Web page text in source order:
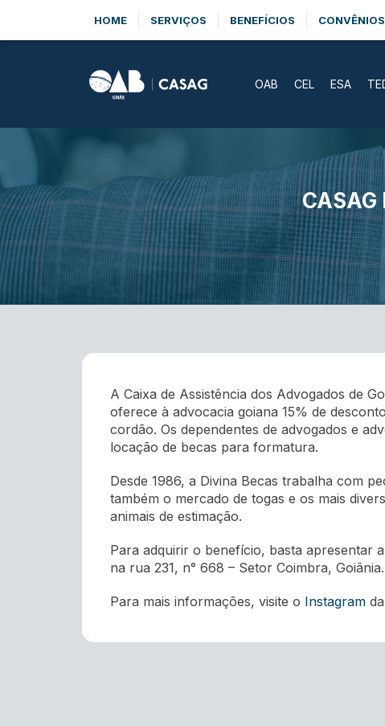
HOME SERVIÇOS BENEFÍCIOS CONVÊNIOS
OAB CEL ESA
CASAG
A Caixa de Assistência dos Advogados de
oferece à advocacia goiana 15% de
cordão. Os dependentes de advogados e
locação de becas para formatura.
Desde 1986, a Divina Becas trabalha com
também o mercado de togas e os mais
animais de estimação.
Para adquirir o benefício, basta apresentar
na rua 231, n° 668 – Setor Coimbra, Goiânia.
Para mais informações, visite o Instagram